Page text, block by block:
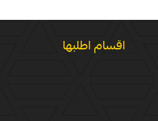
اقسام اطلبها